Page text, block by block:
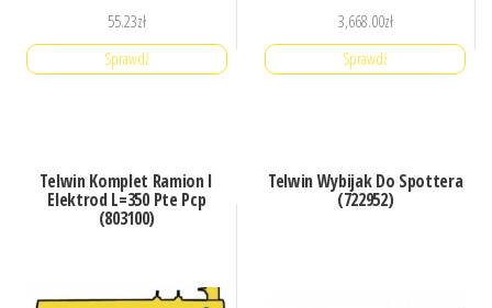
55.23zł
Sprawdź
3,668.00zł
Sprawdź
Telwin Komplet Ramion I
Elektrod L=350 Pte Pcp
(803100)
Telwin Wybijak Do Spottera
(722952)